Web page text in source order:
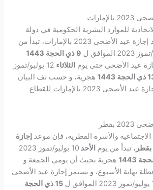
للموارد البشرية الحكومية في دولة
الإمارات، فإن موعد إجازة عيد الأضحى 2023 بالإمارات، تبدأ من
9 ذي الحجة 1443
عيد الأضحى حتى يوم الثلاثاء
12 يوليو/تموز
1443
هجرية، و حسب نف البيان
تم منح نفس أيام إجازة عيد الأضحى 2023 بالإمارات للقطاع
بقطر
الاجتماعية والأسرة القطرية، فإن موعد
إجازة
، تبدأ من يوم الأحد
10 يوليو/تموز 2023
هجرية بحيث أن يومي الجمعة و
نهاية الأسبوع، و تستمر إجازة عيد الأضحى
15 ذي الحجة